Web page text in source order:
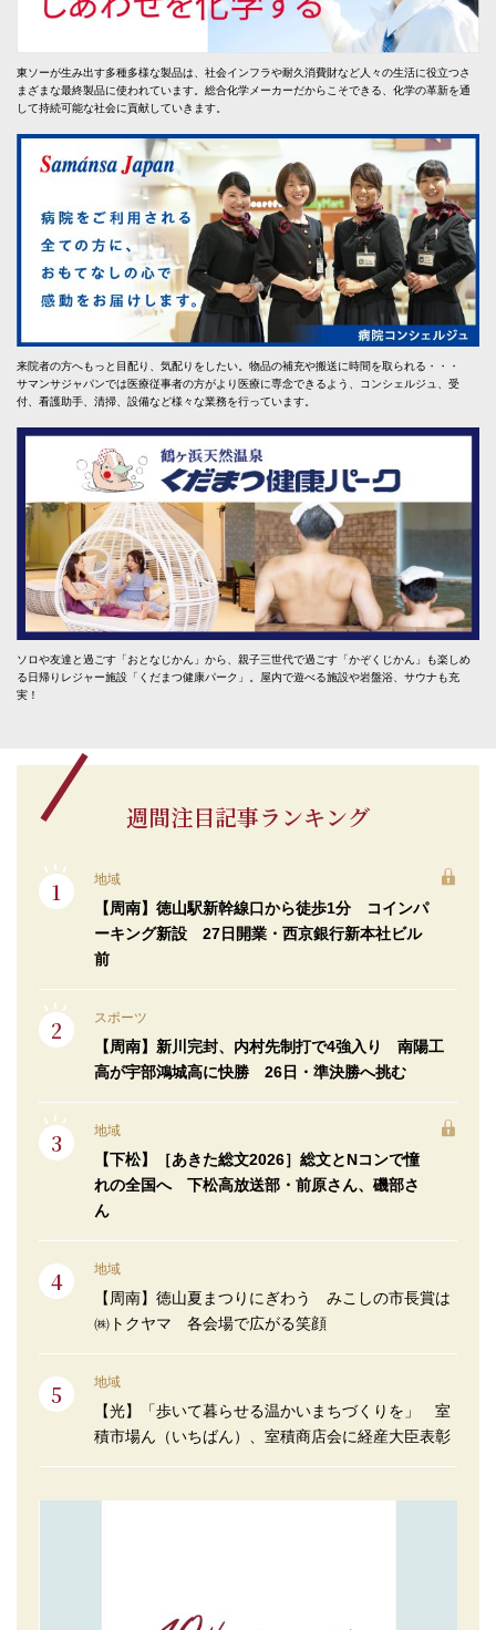
東ソーが生み出す多種多様な製品は、社会インフラや耐久消費財など人々の生活に役立つさ
まざまな最終製品に使われています。総合化学メーカーだからこそできる、化学の革新を通
して持続可能な社会に貢献していきます。
来院者の方へもっと目配り、気配りをしたい。物品の補充や搬送に時間を取られる・・・
サマンサジャパンでは医療従事者の方がより医療に専念できるよう、コンシェルジュ、受
付、看護助手、清掃、設備など様々な業務を行っています。
ソロや友達と過ごす「おとなじかん」から、親子三世代で過ごす「かぞくじかん」も楽しめ
る日帰りレジャー施設「くだまつ健康パーク」。屋内で遊べる施設や岩盤浴、サウナも充
実！
週間注目記事ランキング
地域
【周南】徳山駅新幹線口から徒歩1分 コインパ
ーキング新設 27日開業・西京銀行新本社ビル
前
スポーツ
【周南】新川完封、内村先制打で4強入り 南陽工
高が宇部鴻城高に快勝 26日・準決勝へ挑む
地域
【下松】［あきた総文2026］総文とNコンで憧
れの全国へ 下松高放送部・前原さん、磯部さ
ん
地域
【周南】徳山夏まつりにぎわう みこしの市長賞は
㈱トクヤマ 各会場で広がる笑顔
地域
【光】「歩いて暮らせる温かいまちづくりを」 室
積市場ん（いちばん）、室積商店会に経産大臣表彰